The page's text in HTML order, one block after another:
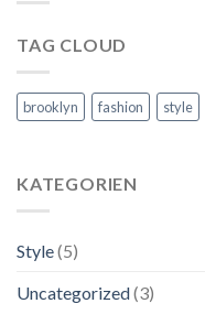
TAG CLOUD
brooklyn fashion style
KATEGORIEN
Style(5)
Uncategorized(3)